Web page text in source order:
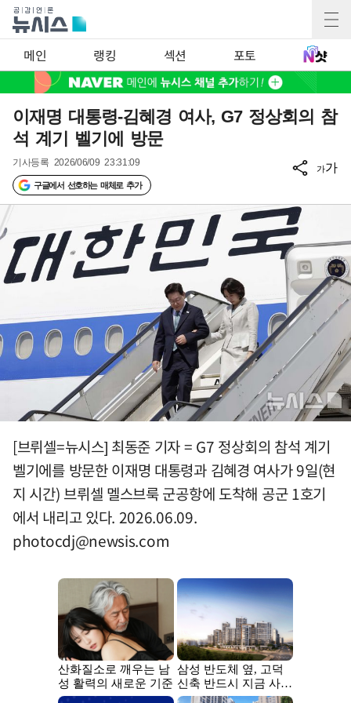
메인 랭킹 섹션 포토
이재명 대통령-김혜경 여사, G7 정상회의 참
석 계기 벨기에 방문
기사등록 2026/06/09 23:31:09
구글에서 선호하는 매체로 추가
가가
[브뤼셀=뉴시스] 최동준 기자 = G7 정상회의 참석 계기
벨기에를 방문한 이재명 대통령과 김혜경 여사가 9일(현
지 시간) 브뤼셀 멜스브룩 군공항에 도착해 공군 1호기
에서 내리고 있다. 2026.06.09.
photocdj@newsis.com